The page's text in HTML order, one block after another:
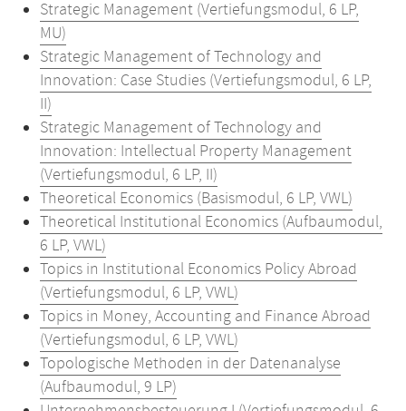
Strategic Management (Vertiefungsmodul, 6 LP,
MU)
Strategic Management of Technology and
Innovation: Case Studies (Vertiefungsmodul, 6 LP,
II)
Strategic Management of Technology and
Innovation: Intellectual Property Management
(Vertiefungsmodul, 6 LP, II)
Theoretical Economics (Basismodul, 6 LP, VWL)
Theoretical Institutional Economics (Aufbaumodul,
6 LP, VWL)
Topics in Institutional Economics Policy Abroad
(Vertiefungsmodul, 6 LP, VWL)
Topics in Money, Accounting and Finance Abroad
(Vertiefungsmodul, 6 LP, VWL)
Topologische Methoden in der Datenanalyse
(Aufbaumodul, 9 LP)